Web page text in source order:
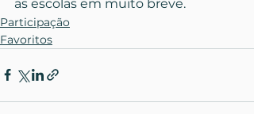
as escolas em muito breve.
Participação
Favoritos